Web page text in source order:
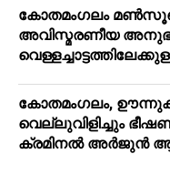
കോതമംഗലം
അവിസ്മരണീയ
കോതമംഗലം,
വെല്ലുവിളിച്ചും
ക്രമിനല്‍ അര്‍ജുന്‍